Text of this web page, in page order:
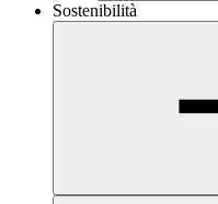
Sostenibilità